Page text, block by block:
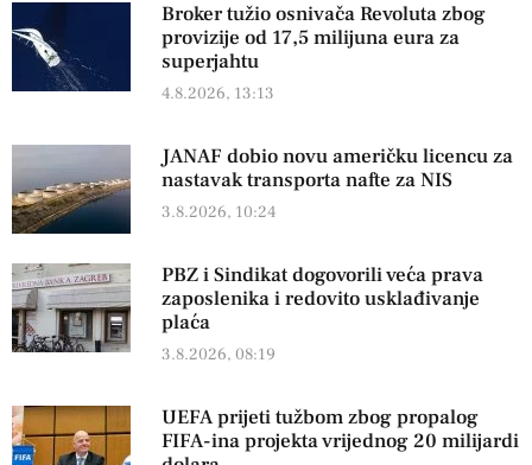
Broker tužio osnivača Revoluta zbog
provizije od 17,5 milijuna eura za
superjahtu
4.8.2026, 13:13
JANAF dobio novu američku licencu za
nastavak transporta nafte za NIS
3.8.2026, 10:24
PBZ i Sindikat dogovorili veća prava
zaposlenika i redovito usklađivanje
plaća
3.8.2026, 08:19
UEFA prijeti tužbom zbog propalog
FIFA-ina projekta vrijednog 20 milijardi